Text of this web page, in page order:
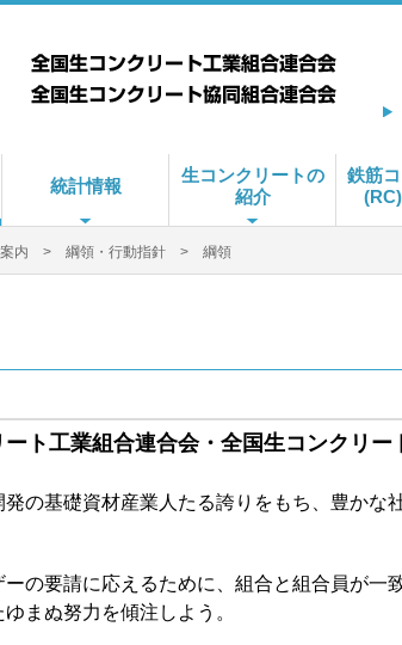
統計情報
生コンクリートの
紹介
鉄筋
内 > 綱領・行動指針 > 綱領
ト工業組合連合会・全国生コンクリー
の基礎資材産業人たる誇りをもち、豊かな
の要請に応えるために、組合と組合員が一
まぬ努力を傾注しよう。